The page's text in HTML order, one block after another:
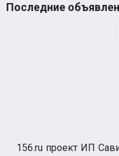
Последние
156.ru проект ИП